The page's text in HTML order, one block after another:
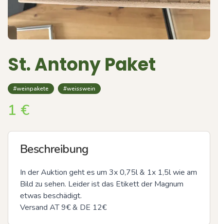
St. Antony Paket
#weinpakete #weisswein
1 €
Beschreibung
In der Auktion geht es um 3x 0,75l & 1x 1,5l wie am
Bild zu sehen. Leider ist das Etikett der Magnum
etwas beschädigt.
Versand AT 9€ & DE 12€